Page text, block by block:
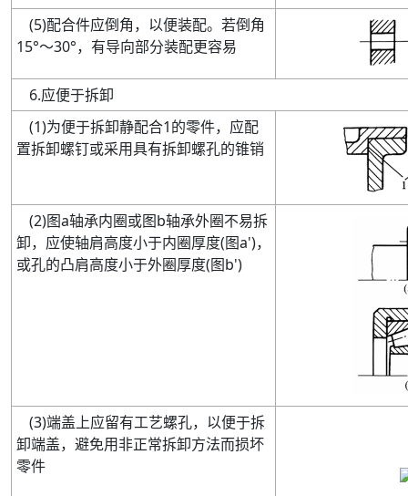
(5)配合件应倒角，以便装配。若倒角
15°～30°，有导向部分装配更容易
6.应便于拆卸
(1)为便于拆卸静配合1的零件，应配
置拆卸螺钉或采用具有拆卸螺孔的锥销
(2)图a轴承内圈或图b轴承外圈不易拆
卸，应使轴肩高度小于内圈厚度(图a')，
或孔的凸肩高度小于外圈厚度(图b')
(3)端盖上应留有工艺螺孔，以便于拆
卸端盖，避免用非正常拆卸方法而损坏
零件